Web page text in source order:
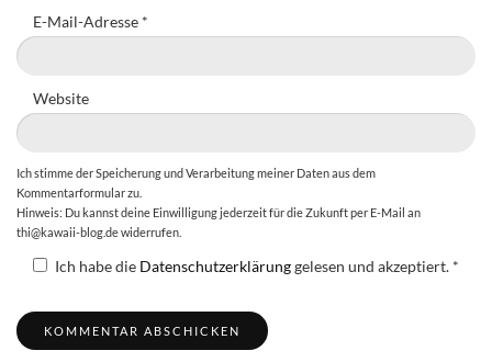
E-Mail-Adresse *
Website
Ich stimme der Speicherung und Verarbeitung meiner Daten aus dem
Kommentarformular zu.
Hinweis: Du kannst deine Einwilligung jederzeit für die Zukunft per E-Mail an
thi@kawaii-blog.de widerrufen.
Ich habe die Datenschutzerklärunggelesen und akzeptiert. *